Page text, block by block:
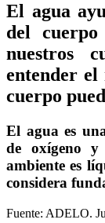
El agua
del cuerpo
nuestros
entender
cuerpo
El agua es
de oxígeno y
ambiente es
considera
Fuente: ADELO.